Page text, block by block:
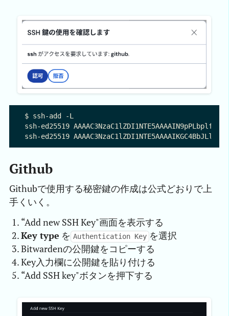
$ ssh-add -L
ssh-ed25519
Github
Githubで使用する秘密鍵の作成は公式どおりで上
手くいく。
“Add new SSH Key"画面を表示する
Key type を Authentication Key を選択
Bitwardenの公開鍵をコピーする
Key入力欄に公開鍵を貼り付ける
“Add SSH key"ボタンを押下する